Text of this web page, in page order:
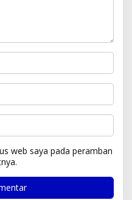
web saya pada peramban